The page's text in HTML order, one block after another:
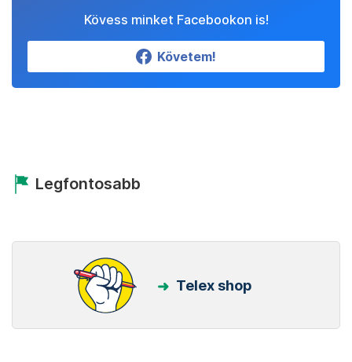
Kövess minket Facebookon is!
Követem!
Legfontosabb
Telex shop